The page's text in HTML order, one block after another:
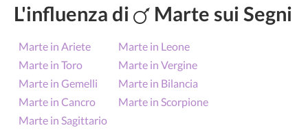
L'influenza di Marte sui Segni
Marte in Ariete
Marte in Toro
Marte in Gemelli
Marte in Cancro
Marte in Leone
Marte in Vergine
Marte in Bilancia
Marte in Scorpione
Marte in Sagittario